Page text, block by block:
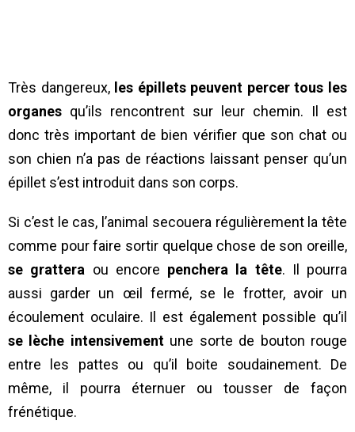
Très dangereux,les épillets peuvent percer tous les
organes qu’ils rencontrent sur leur chemin. Il est
donc très important de bien vérifier que son chat ou
son chien n’a pas de réactions laissant penser qu’un
épillet s’est introduit dans son corps.
Si c’est le cas, l’animal secouera régulièrement la tête
comme pour faire sortir quelque chose de son oreille,
se grattera ou encore penchera la tête. Il pourra
aussi garder un œil fermé, se le frotter, avoir un
écoulement oculaire. Il est également possible qu’il
se lèche intensivementune sorte de bouton rouge
entre les pattes ou qu’il boite soudainement. De
même, il pourra éternuer ou tousser de façon
frénétique.